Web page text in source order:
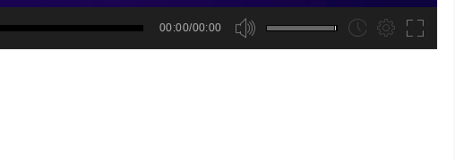
00:00/00:00